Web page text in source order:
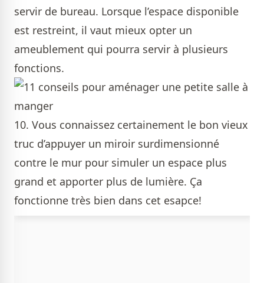
servir de bureau. Lorsque l’espace disponible
est restreint, il vaut mieux opter un
ameublement qui pourra servir à plusieurs
fonctions.
10. Vous connaissez certainement le bon vieux
truc d’appuyer un miroir surdimensionné
contre le mur pour simuler un espace plus
grand et apporter plus de lumière. Ça
fonctionne très bien dans cet esapce!